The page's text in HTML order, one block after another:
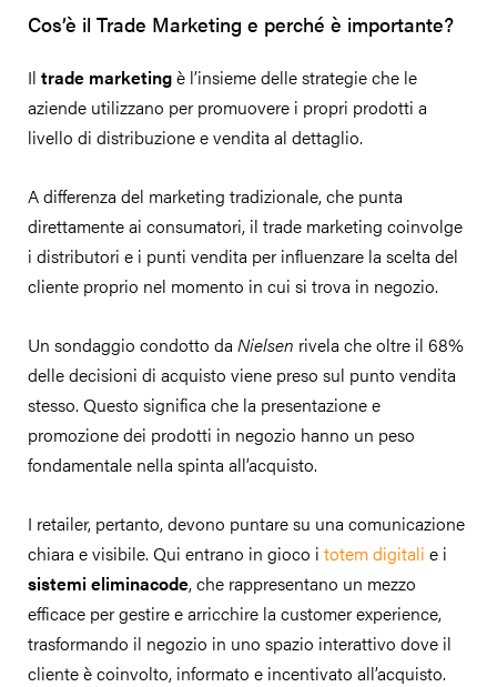
Cos’è il Trade Marketing e perché è importante?
Il trade marketingè l’insieme delle strategie che le
aziende utilizzano per promuovere i propri prodotti a
livello di distribuzione e vendita al dettaglio.
A differenza del marketing tradizionale, che punta
direttamente ai consumatori, il trade marketing coinvolge
i distributori e i punti vendita per influenzare la scelta del
cliente proprio nel momento in cui si trova in negozio.
Un sondaggio condotto da Nielsen rivela che oltre il 68%
delle decisioni di acquisto viene preso sul punto vendita
stesso. Questo significa che la presentazione e
promozione dei prodotti in negozio hanno un peso
fondamentale nella spinta all’acquisto.
I retailer, pertanto, devono puntare su una comunicazione
chiara e visibile. Qui entrano in gioco i totem digitali e i
sistemi eliminacode, che rappresentano un mezzo
efficace per gestire e arricchire la customer experience,
trasformando il negozio in uno spazio interattivo dove il
cliente è coinvolto, informato e incentivato all’acquisto.